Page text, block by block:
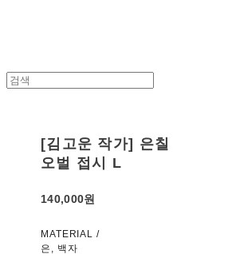
[김고운 작가] 은칠
오벌 접시 L
140,000원
MATERIAL /
은, 백자